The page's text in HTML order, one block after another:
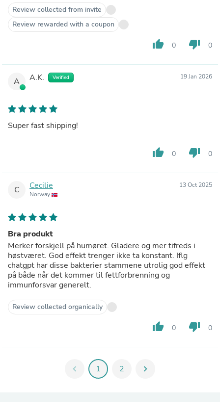
Review collected from invite
Review rewarded with a coupon
thumb_up 0 thumb_down 0
A A.K. Verified 19 Jan 2026
Super fast shipping!
thumb_up 0 thumb_down 0
C Cecilie
Norway
13 Oct 2025
Bra produkt
Merker forskjell på humøret. Gladere og mer tifreds i
høstværet. God effekt trenger ikke ta konstant. Iflg
chatgpt har disse bakterier stammene utrolig god effekt
på både når det kommer til fettforbrenning og
immunforsvar generelt.
Review collected organically
thumb_up 0 thumb_down 0
chevron_left 1 2 chevron_right